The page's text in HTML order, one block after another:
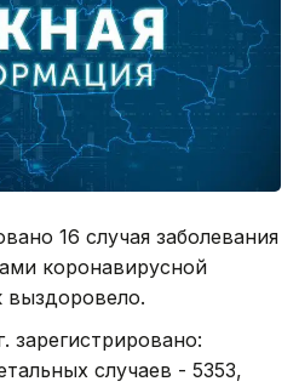
16 случая заболевания
коронавирусной
выздоровело.
зарегистрировано:
случаев - 5353,